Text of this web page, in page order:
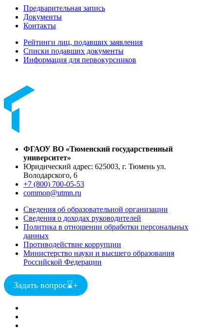
Предварительная запись
Документы
Контакты
Рейтинги лиц, подавших заявления
Списки подавших документы
Информация для первокурсников
ФГАОУ ВО «Тюменский государственный
университет»
Юридический адрес: 625003, г. Тюмень ул.
Володарского, 6
+7 (800) 700-05-53
common@utmn.ru
Сведения об образовательной организации
Сведения о доходах руководителей
Политика в отношении обработки персональных
данных
Противодействие коррупции
Министерство науки и высшего образования
Российской Федерации
Задать вопрос⌛+